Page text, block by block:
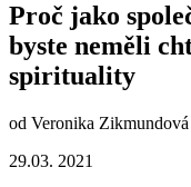
Proč jako
byste neměli
spirituality
od Veronika Zikmundová
29.03. 2021